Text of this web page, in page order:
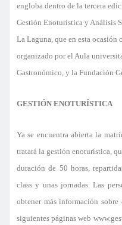
engloba dentro de la tercera
Gestión Enoturística y Análisis
La Laguna, que en esta ocasión
organizado por el Aula
Gastronómico, y la Fundación
GESTIÓN ENOTURÍSTICA
Ya se encuentra abierta la
tratará la gestión enoturística,
duración de 50 horas,
class y unas jornadas. Las
obtener más información
siguientes páginas web